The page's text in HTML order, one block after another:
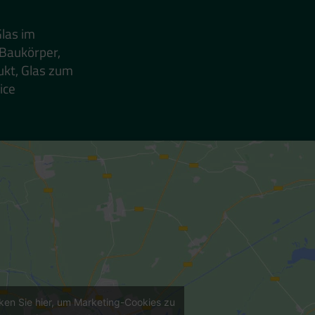
im
Glas zum
Sie hier, um Marketing-Cookies zu